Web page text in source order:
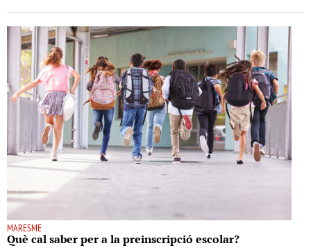
MARESME
Què cal saber per a la preinscripció escolar?